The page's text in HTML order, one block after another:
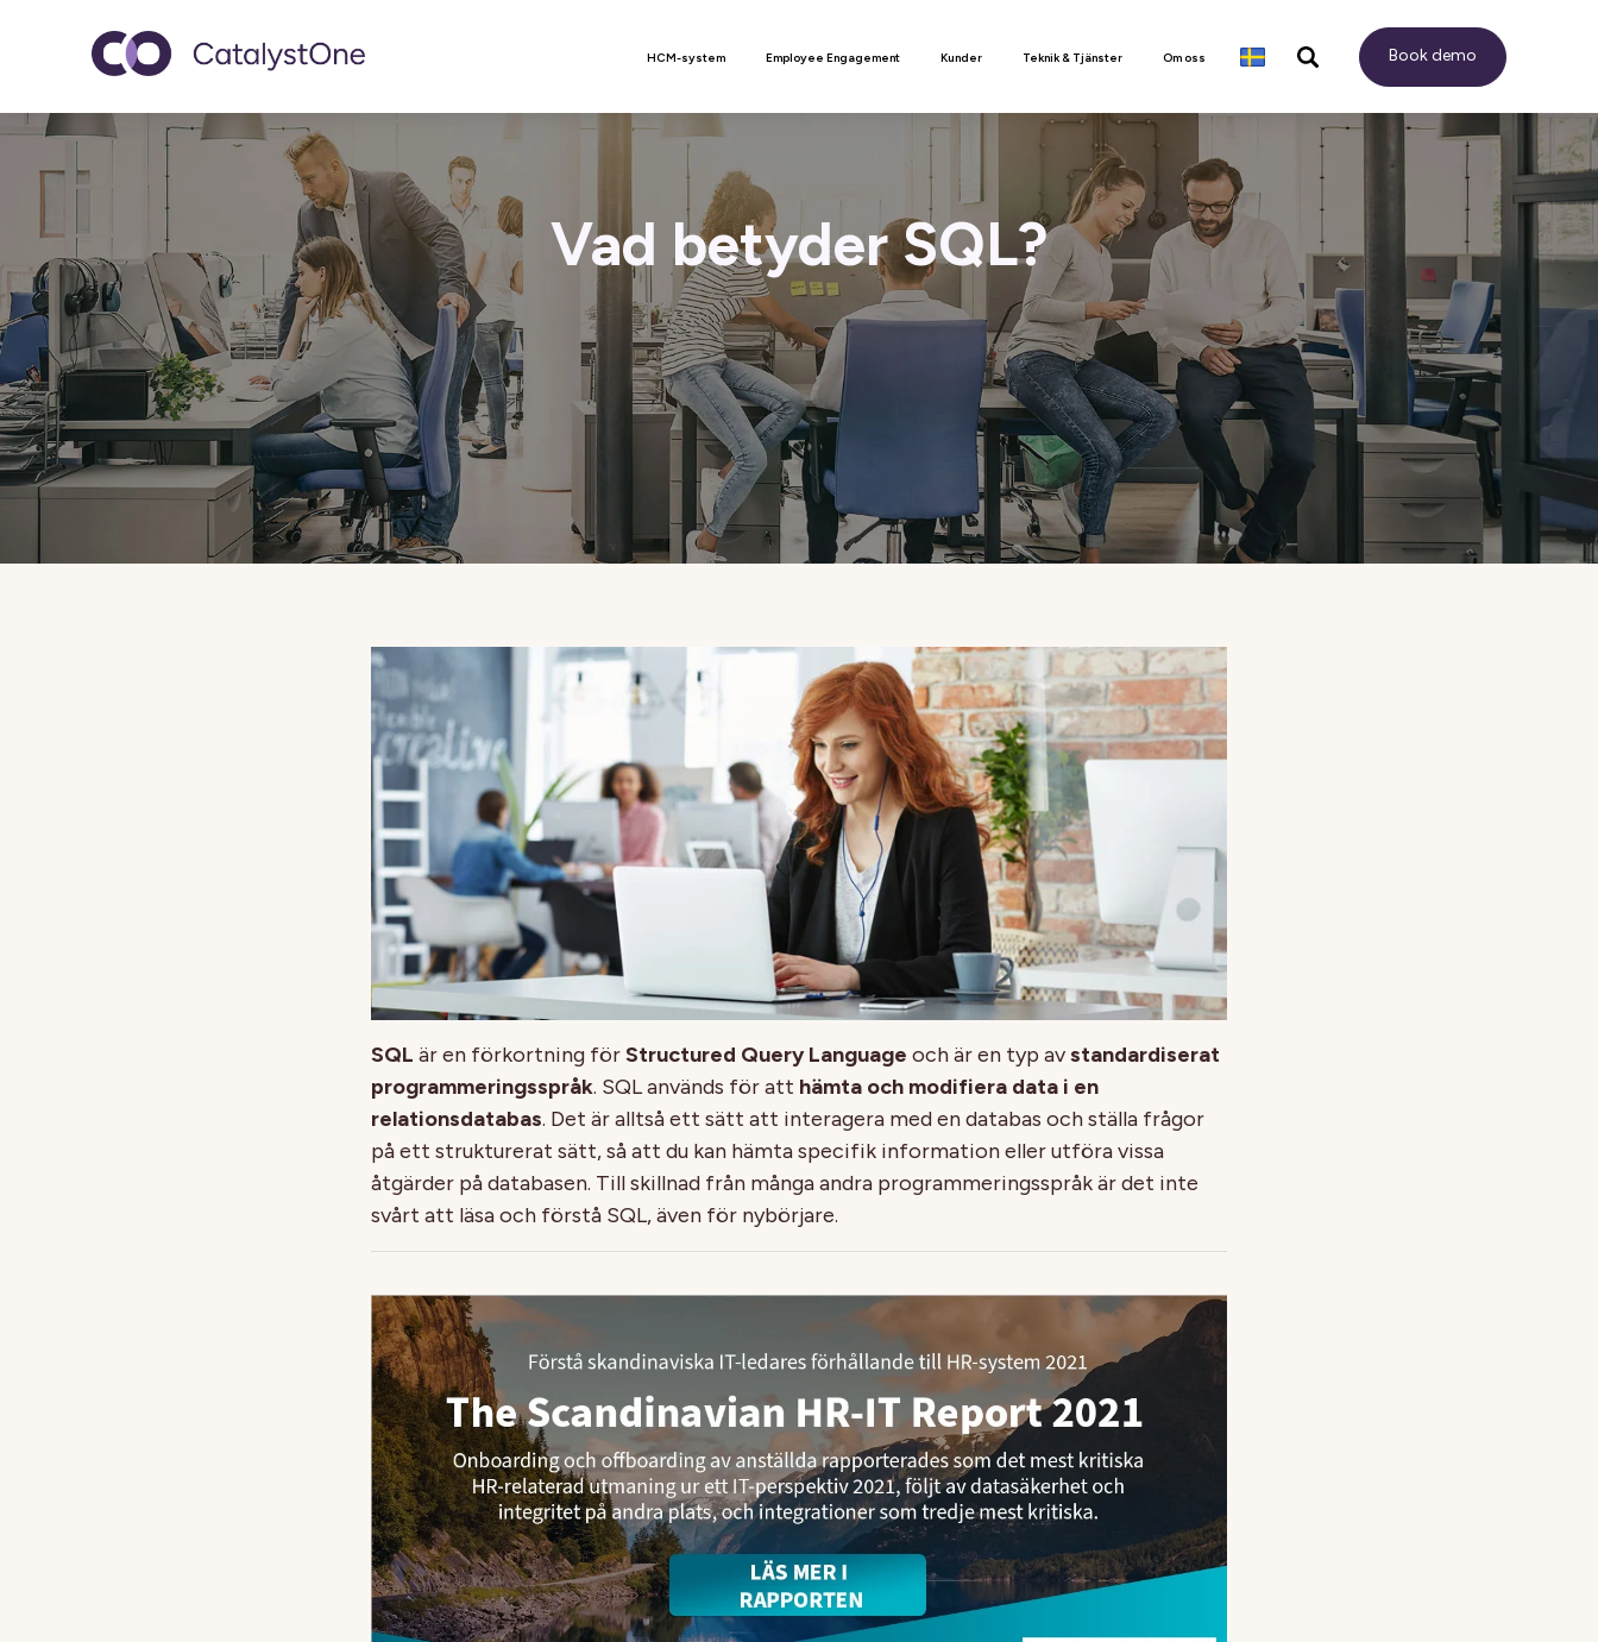
Toggle navigation HCM-system Employee Engagement Kunder Teknik & Tjänster Om oss Book demo
Vad betyder SQL?
SQL är en förkortning förStructured Query Language och är en typ avstandardiserat
programmeringsspråk. SQL används för att hämta och modifiera data i en
relationsdatabas. Det är alltså ett sätt att interagera med en databas och ställa frågor
på ett strukturerat sätt, så att du kan hämta specifik information eller utföra vissa
åtgärder på databasen. Till skillnad från många andra programmeringsspråk är det inte
svårt att läsa och förstå SQL, även för nybörjare.